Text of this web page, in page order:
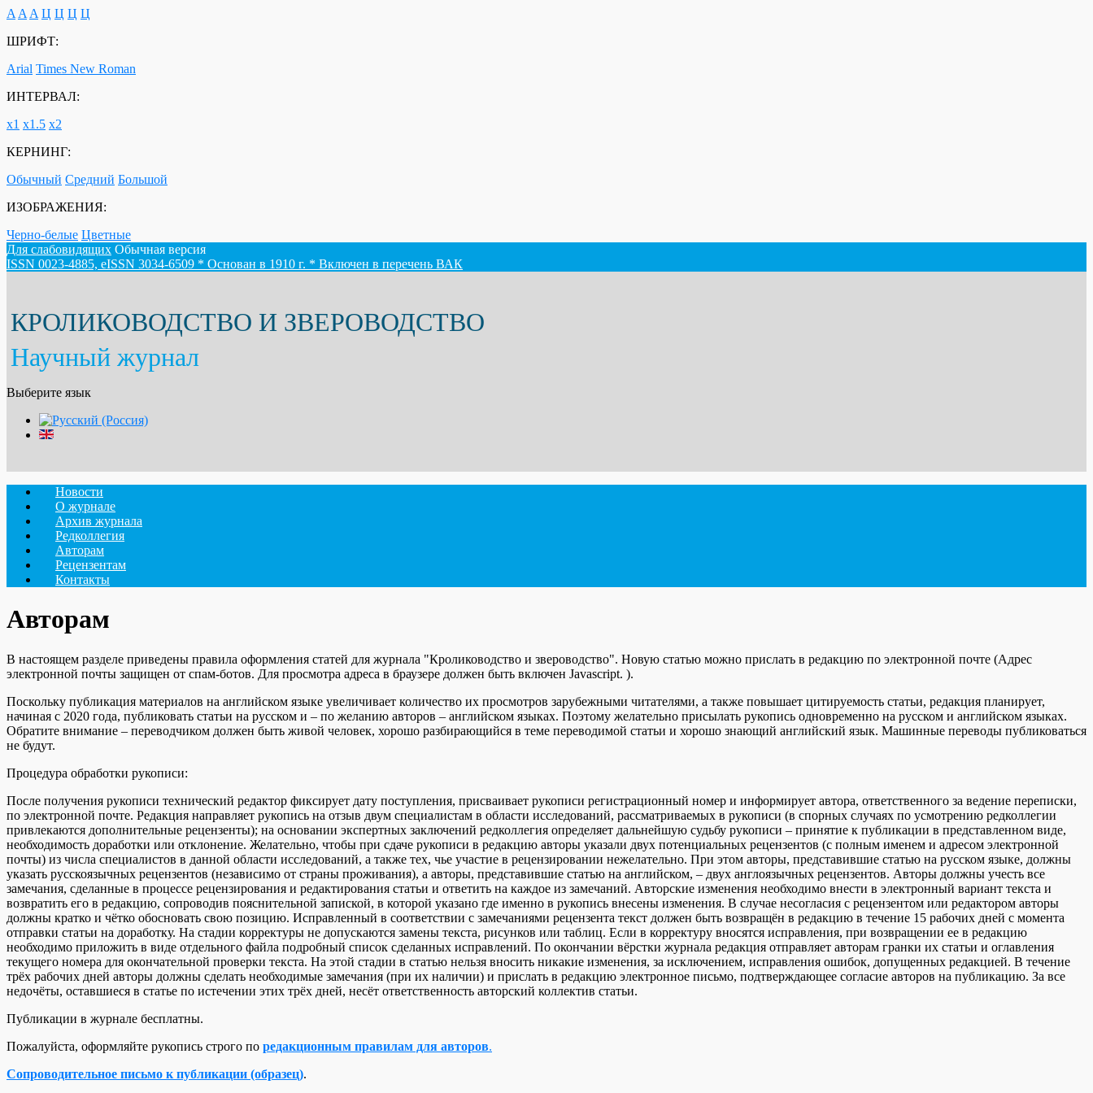
A A A Ц Ц Ц Ц
ШРИФТ:
Arial Times New Roman
ИНТЕРВАЛ:
х1 х1.5 х2
КЕРНИНГ:
Обычный Средний Большой
ИЗОБРАЖЕНИЯ:
Черно-белые Цветные
Для слабовидящих Обычная версия
ISSN 0023-4885, eISSN 3034-6509 * Основан в 1910 г. * Включен в перечень ВАК
КРОЛИКОВОДСТВО И ЗВЕРОВОДСТВО
Научный журнал
Выберите язык
Новости
О журнале
Архив журнала
Редколлегия
Авторам
Рецензентам
Контакты
Авторам
В настоящем разделе приведены правила оформления статей для журнала "Кролиководство и звероводство". Новую статью можно прислать в редакцию по электронной почте (Адрес
электронной почты защищен от спам-ботов. Для просмотра адреса в браузере должен быть включен Javascript. ).
Поскольку публикация материалов на английском языке увеличивает количество их просмотров зарубежными читателями, а также повышает цитируемость статьи, редакция планирует,
начиная с 2020 года, публиковать статьи на русском и – по желанию авторов – английском языках. Поэтому желательно присылать рукопись одновременно на русском и английском языках.
Обратите внимание – переводчиком должен быть живой человек, хорошо разбирающийся в теме переводимой статьи и хорошо знающий английский язык. Машинные переводы публиковаться
не будут.
Процедура обработки рукописи:
После получения рукописи технический редактор фиксирует дату поступления, присваивает рукописи регистрационный номер и информирует автора, ответственного за ведение переписки,
по электронной почте. Редакция направляет рукопись на отзыв двум cпециалиcтам в облаcти иccледований, рассматриваемых в рукописи (в спорных cлучаяx по усмотрению pедколлегии
привлекаются дополнительные рецензенты); на основании экспертных заключений редколлегия определяет дальнейшую судьбу рукописи – принятие к публикации в представленном виде,
необходимость доработки или отклонение. Желательно, чтобы при сдаче рукописи в редакцию авторы указали двух потенциальных рецензентов (с полным именем и адресом электронной
почты) из числа специалистов в данной области исследований, а также тех, чье участие в рецензировании нежелательно. При этом авторы, представившие статью на русском языке, должны
указать русскоязычных рецензентов (независимо от страны проживания), а авторы, представившие статью на английском, – двух англоязычных рецензентов. Авторы должны учесть все
замечания, сделанные в процессе рецензирования и редактирования статьи и ответить на каждое из замечаний. Авторские изменения необходимо внести в электронный вариант текста и
возвратить его в редакцию, сопроводив пояснительной запиской, в которой указано где именно в рукопись внесены изменения. В случае несогласия с рецензентом или редактором авторы
должны кратко и чётко обосновать свою позицию. Исправленный в соответствии с замечаниями рецензента текст должен быть возвращён в редакцию в течение 15 рабочих дней с момента
отправки статьи на доработку. На стадии корректуры не допускаются замены текста, рисунков или таблиц. Если в корректуру вносятся исправления, при возвращении ее в редакцию
необходимо приложить в виде отдельного файла подробный список сделанных исправлений. По окончании вёрстки журнала редакция отправляет авторам гранки их статьи и оглавления
текущего номера для окончательной проверки текста. На этой стадии в статью нельзя вносить никакие изменения, за исключением, исправления ошибок, допущенных редакцией. В течение
трёх рабочих дней авторы должны сделать необходимые замечания (при их наличии) и прислать в редакцию электронное письмо, подтверждающее согласие авторов на публикацию. За все
недочёты, оставшиеся в статье по истечении этих трёх дней, несёт ответственность авторский коллектив статьи.
Публикации в журнале бесплатны.
Пожалуйста, оформляйте рукопись строго по редакционным правилам для авторов.
Сопроводительное письмо к публикации (образец).